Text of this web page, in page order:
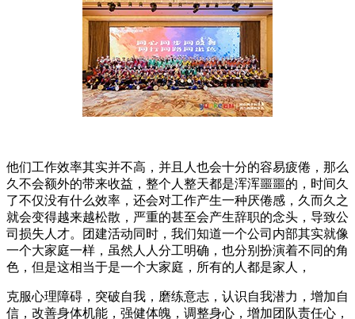
他们工作效率其实并不高，并且人也会十分的容易疲倦，那么
久不会额外的带来收益，整个人整天都是浑浑噩噩的，时间久
了不仅没有什么效率，还会对工作产生一种厌倦感，久而久之
就会变得越来越松散，严重的甚至会产生辞职的念头，导致公
司损失人才。团建活动同时，我们知道一个公司内部其实就像
一个大家庭一样，虽然人人分工明确，也分别扮演着不同的角
色，但是这相当于是一个大家庭，所有的人都是家人，
克服心理障碍，突破自我，磨练意志，认识自我潜力，增加自
信，改善身体机能，强健体魄，调整身心，增加团队责任心，